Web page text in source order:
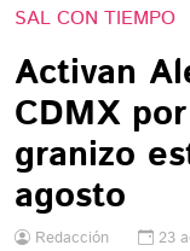
SAL CON TIEMPO
Activan
CDMX
granizo
agosto
Redacción 23